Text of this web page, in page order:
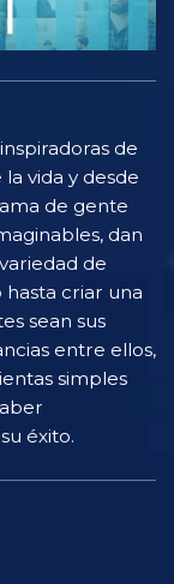
de
vida y desde
de gente
dan
de
criar una
sean sus
entre ellos,
simples
éxito.